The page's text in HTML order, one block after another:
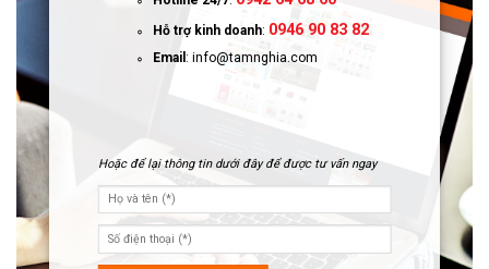
Hỗ trợ kinh doanh: 0946 90 83 82
Email : info@tamnghia.com
Hoặc để lại thông tin dưới đây để được tư vấn ngay